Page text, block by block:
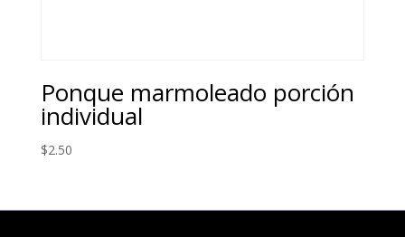
Ponque marmoleado porción
individual
$2.50